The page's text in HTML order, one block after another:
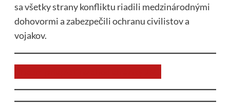
sa všetky strany konfliktu riadili medzinárodnými
dohovormi a zabezpečili ochranu civilistov a
vojakov.